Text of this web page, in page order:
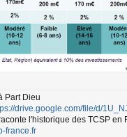
Part Dieu
drive.google.com/file/d/
l'historique des TCSP en
france.fr